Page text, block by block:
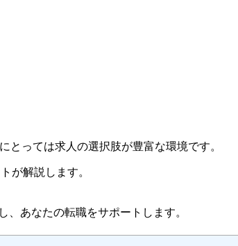
っては求人の選択肢が豊富な環境です。
が解説します。
あなたの転職をサポートします。